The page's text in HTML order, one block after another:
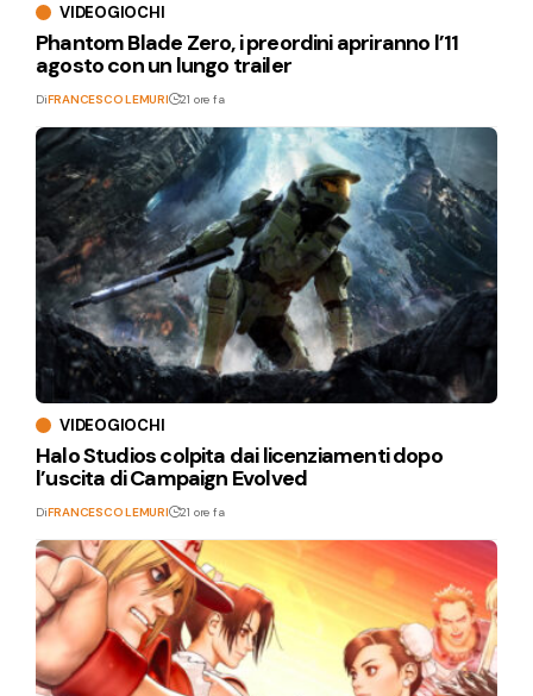
VIDEOGIOCHI
Phantom Blade Zero, i preordini apriranno l’11
agosto con un lungo trailer
DiFRANCESCO LEMURI 21 ore fa
VIDEOGIOCHI
Halo Studios colpita dai licenziamenti dopo
l’uscita di Campaign Evolved
DiFRANCESCO LEMURI 21 ore fa